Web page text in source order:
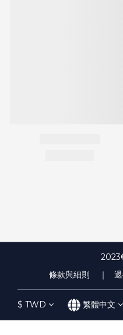
條款與細則
｜
$ TWD 繁體中文